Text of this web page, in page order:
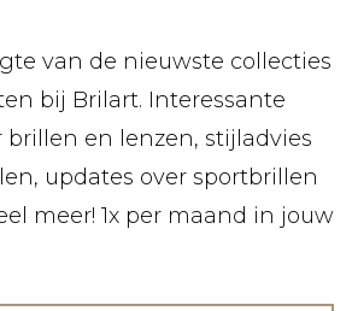
van de nieuwste collecties
bij Brilart. Interessante
brillen en lenzen, stijladvies
updates over sportbrillen
meer! 1x per maand in jouw